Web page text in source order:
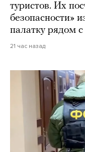
туристов. Их
безопасности»
палатку рядом
21 час назад